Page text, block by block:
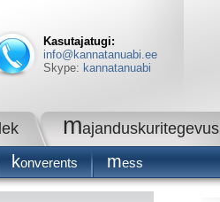
Kasutajatugi:
info@kannatanuabi.ee
Skype: kannatanuabi
majanduskuritegevus
konverents mess